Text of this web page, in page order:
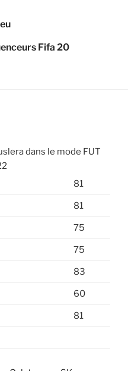
Fifa 20
dans le mode FUT
81
81
75
75
83
60
81